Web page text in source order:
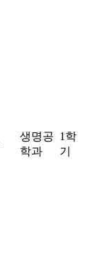
생명공
학과
1학
기